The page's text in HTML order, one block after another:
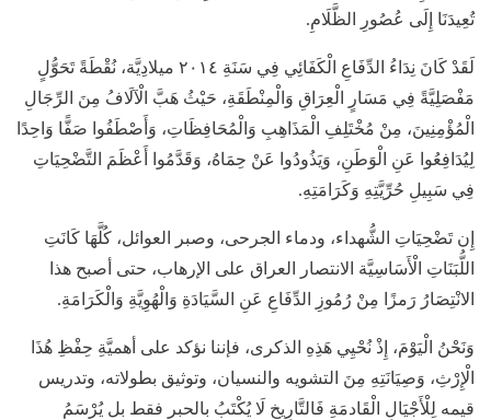
تُعِيدَنَا إِلَى عُصُورِ الظَّلَامِ.
لَقَدْ كَانَ نِدَاءُ الدِّفَاعِ الْكَفَائِي فِي سَنَةِ ۲۰۱٤ ميلادِيَّة، نُقْطَةً تَحَوُّلٍ
مَفْصَلِيَّةً فِي مَسَارٍ الْعِرَاقِ وَالْمِنْطَقَةِ، حَيْثُ هَبَّ الْآلَافُ مِنَ الرِّجَالِ
الْمُؤْمِنِينَ، مِنْ مُخْتَلِفِ الْمَذَاهِبِ وَالْمُحَافِظَاتِ، وَأَصْطَفُوا صَفًّا وَاحِدًا
لِيُدَافِعُوا عَنِ الْوَطَنِ، وَيَذُودُوا عَنْ حِمَاهُ، وَقَدَّمُوا أَعْظَمَ التَّضْحِيَاتِ
فِي سَبِيلِ حُرِّيَّتِهِ وَكَرَامَتِهِ.
إِن تَضْحِيَاتِ الشُّهداء، ودماء الجرحى، وصبر العوائل، كُلَّهَا كَانَتِ
اللُّبَنَاتِ الْأَسَاسِيَّة الانتصار العراق على الإرهاب، حتى أصبح هذا
الانْتِصَارُ رَمزًا مِنْ رُمُوزِ الدِّفَاعِ عَنِ السَّيَادَةِ وَالْهُوِيَّةِ وَالْكَرَامَةِ.
وَنَحْنُ الْيَوْمَ، إِذْ نُحْيِي هَذِهِ الذكرى، فإننا نؤكد على أهميَّةِ حِفْظِ هُذَا
الْإِرْثِ، وَصِيَانَتِهِ مِنَ التشويه والنسيان، وتوثيق بطولاته، وتدريس
قيمه لِلْأَجْيَالِ الْقَادمَةِ فَالتَّارِيخ لَا يُكْتَبُ بالحبر فقط بل يُرْسَمُ